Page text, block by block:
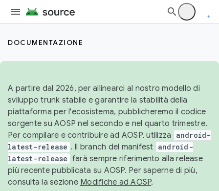
DOCUMENTAZIONE
A partire dal 2026, per allinearci al nostro modello di
sviluppo trunk stabile e garantire la stabilità della
piattaforma per l'ecosistema, pubblicheremo il codice
sorgente su AOSP nel secondo e nel quarto trimestre.
Per compilare e contribuire ad AOSP, utilizza
android-
latest-release . Il branch del manifest android-
latest-release farà sempre riferimento alla release
più recente pubblicata su AOSP. Per saperne di più,
consulta la sezione Modifiche ad AOSP.